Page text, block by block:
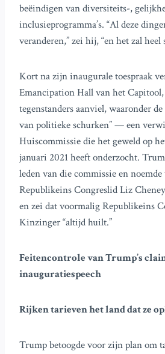
beëindigen van diversiteits-,
inclusieprogramma’s. “Al deze
veranderen,” zei hij, “en het zal heel
Kort na zijn inaugurale toespraak
Emancipation Hall van het
tegenstanders aanviel, waaronder
van politieke schurken” — een
Huiscommissie die het geweld op
januari 2021 heeft onderzocht.
leden van die commissie en
Republikeins Congreslid Liz
en zei dat voormalig Republikeins
Kinzinger “altijd huilt.”
Feitencontrole van Trump’s
inauguratiespeech
Rijken tarieven het land dat ze
Trump betoogde voor zijn plan om